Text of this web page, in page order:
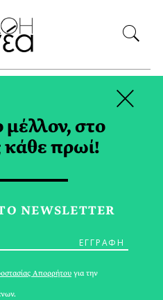
TAG
στο
πρωί!
NEWSLETTER
Απορρήτου για την
×